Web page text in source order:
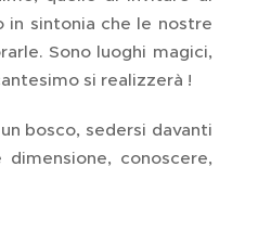
in sintonia che le nostre
Sono luoghi magici,
si realizzerà !
bosco, sedersi davanti
conoscere,